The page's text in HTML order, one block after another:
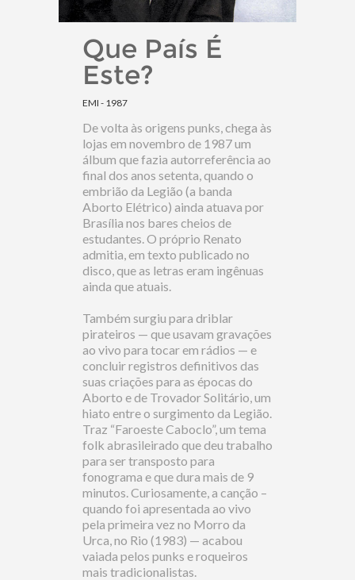
Que País É
Este?
EMI - 1987
De volta às origens punks, chega às
lojas em novembro de 1987 um
álbum que fazia autorreferência ao
final dos anos setenta, quando o
embrião da Legião (a banda
Aborto Elétrico) ainda atuava por
Brasília nos bares cheios de
estudantes. O próprio Renato
admitia, em texto publicado no
disco, que as letras eram ingênuas
ainda que atuais.
Também surgiu para driblar
pirateiros — que usavam gravações
ao vivo para tocar em rádios — e
concluir registros definitivos das
suas criações para as épocas do
Aborto e de Trovador Solitário, um
hiato entre o surgimento da Legião.
Traz “Faroeste Caboclo”, um tema
folk abrasileirado que deu trabalho
para ser transposto para
fonograma e que dura mais de 9
minutos. Curiosamente, a canção –
quando foi apresentada ao vivo
pela primeira vez no Morro da
Urca, no Rio (1983) — acabou
vaiada pelos punks e roqueiros
mais tradicionalistas.